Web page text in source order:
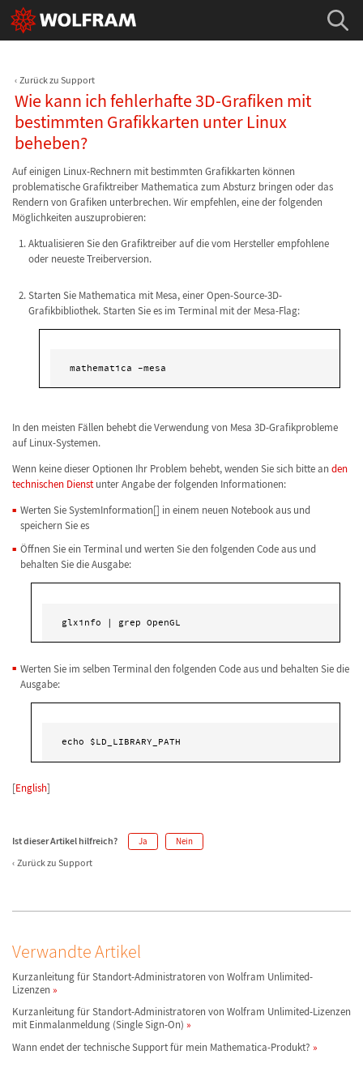
Zurück zu Support
Wie kann ich fehlerhafte 3D-Grafiken mit
bestimmten Grafikkarten unter Linux
beheben?
Auf einigen Linux-Rechnern mit bestimmten Grafikkarten können
problematische Grafiktreiber Mathematica zum Absturz bringen oder das
Rendern von Grafiken unterbrechen. Wir empfehlen, eine der folgenden
Möglichkeiten auszuprobieren:
Aktualisieren Sie den Grafiktreiber auf die vom Hersteller empfohlene
oder neueste Treiberversion.
Starten Sie Mathematica mit Mesa, einer Open-Source-3D-
Grafikbibliothek. Starten Sie es im Terminal mit der Mesa-Flag:
mathematica -mesa
In den meisten Fällen behebt die Verwendung von Mesa 3D-Grafikprobleme
auf Linux-Systemen.
Wenn keine dieser Optionen Ihr Problem behebt, wenden Sie sich bitte an den
technischen Dienstunter Angabe der folgenden Informationen:
Werten Sie SystemInformation[] in einem neuen Notebook aus und
speichern Sie es
Öffnen Sie ein Terminal und werten Sie den folgenden Code aus und
behalten Sie die Ausgabe:
glxinfo | grep OpenGL
Werten Sie im selben Terminal den folgenden Code aus und behalten Sie die
Ausgabe:
echo $LD_LIBRARY_PATH
[English]
Ist dieser Artikel hilfreich? Ja Nein
Zurück zu Support
Verwandte Artikel
Kurzanleitung für Standort-Administratoren von Wolfram Unlimited-
Lizenzen
Kurzanleitung für Standort-Administratoren von Wolfram Unlimited-Lizenzen
mit Einmalanmeldung (Single Sign-On)
Wann endet der technische Support für mein Mathematica-Produkt?